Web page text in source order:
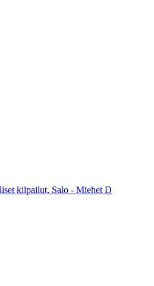
kilpailut, Salo - Miehet D